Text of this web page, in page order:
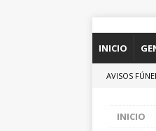
INICIO
AVISOS
INICIO